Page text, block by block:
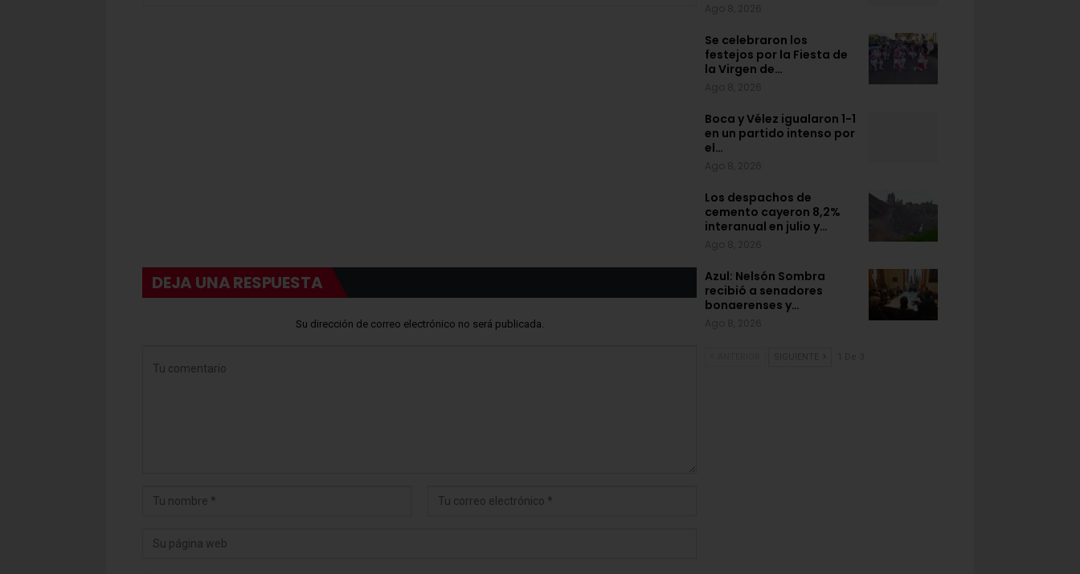
DEJA UNA RESPUESTA
Su dirección de correo electrónico no será publicada.
Se celebraron los
festejos por la Fiesta de
la Virgen de…
Boca y Vélez igualaron 1-1
en un partido intenso por
el…
Los despachos de
cemento cayeron 8,2%
interanual en julio y…
Azul: Nelsón Sombra
recibió a senadores
bonaerenses y…